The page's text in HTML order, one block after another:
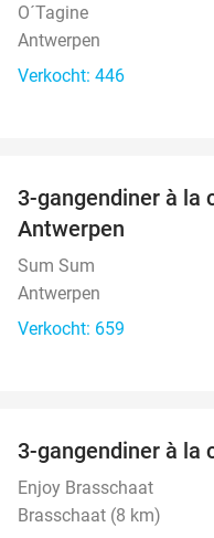
O´Tagine
Antwerpen
Verkocht: 446
3-gangendiner à la
Antwerpen
Sum Sum
Antwerpen
Verkocht: 659
3-gangendiner à la
Enjoy Brasschaat
Brasschaat (8 km)